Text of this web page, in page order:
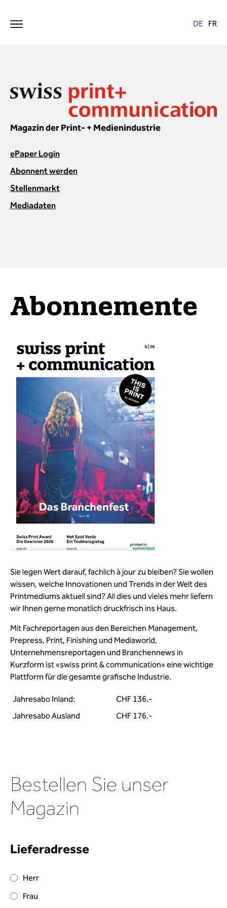
Magazin der Print- + Medienindustrie
ePaper Login
Abonnent werden
Stellenmarkt
Mediadaten
Abonnemente
Sie legen Wert darauf, fachlich à jour zu bleiben? Sie wollen
wissen, welche Innovationen und Trends in der Welt des
Printmediums aktuell sind? All dies und vieles mehr liefern
wir Ihnen gerne monatlich druckfrisch ins Haus.
Mit Fachreportagen aus den Bereichen Management,
Prepress, Print, Finishing und Mediaworld,
Unternehmensreportagen und Branchennews in
Kurzform ist «swiss print & communication» eine wichtige
Plattform für die gesamte grafische Industrie.
Jahresabo Inland:
CHF 136.-
Jahresabo Ausland
CHF 176.-
Bestellen Sie unser
Magazin
Lieferadresse
Herr
Frau